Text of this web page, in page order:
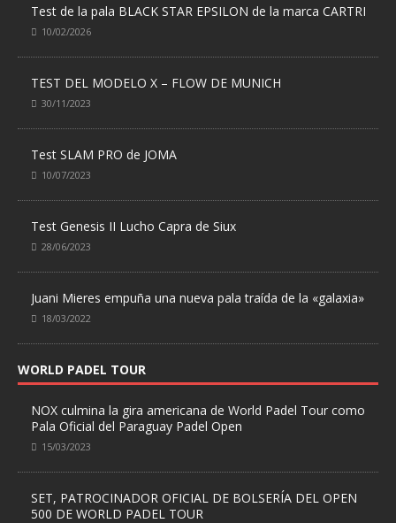
Test de la pala BLACK STAR EPSILON de la marca CARTRI
10/02/2026
TEST DEL MODELO X – FLOW DE MUNICH
30/11/2023
Test SLAM PRO de JOMA
10/07/2023
Test Genesis II Lucho Capra de Siux
28/06/2023
Juani Mieres empuña una nueva pala traída de la «galaxia»
18/03/2022
WORLD PADEL TOUR
NOX culmina la gira americana de World Padel Tour como
Pala Oficial del Paraguay Padel Open
15/03/2023
SET, PATROCINADOR OFICIAL DE BOLSERÍA DEL OPEN
500 DE WORLD PADEL TOUR